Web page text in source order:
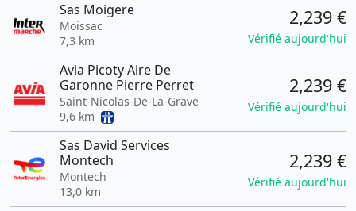
Sas Moigere
Moissac
7,3 km
2,239 €
Vérifié aujourd'hui
Avia Picoty Aire De
Garonne Pierre Perret
Saint-Nicolas-De-La-Grave
9,6 km
2,239 €
Vérifié aujourd'hui
Sas David Services
Montech
Montech
13,0 km
2,239 €
Vérifié aujourd'hui